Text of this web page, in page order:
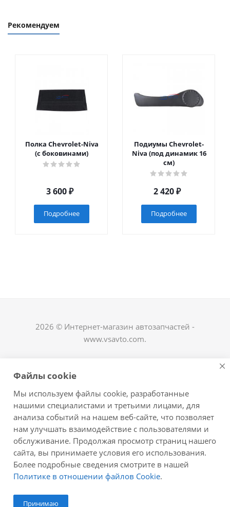
Рекомендуем
Полка Chevrolet-Niva
(с боковинами)
3 600₽
Подробнее
Подиумы Chevrolet-
Niva (под динамик 16
см)
2 420₽
Подробнее
2026 © Интернет-магазин автозапчастей -
www.vsavto.com.
+7 (8482) 622-122 avtovs@yandex.ru
г. Тольятти, ул. Офицерская 14, ГСК "Пламя", 4
этаж, офис 476
Оставайтесь на связи
Файлы cookie
Мы используем файлы cookie, разработанные
нашими специалистами и третьими лицами, для
анализа событий на нашем веб-сайте, что позволяет
нам улучшать взаимодействие с пользователями и
обслуживание. Продолжая просмотр страниц нашего
сайта, вы принимаете условия его использования.
Более подробные сведения смотрите в нашей
Политике в отношении файлов Cookie.
Принимаю